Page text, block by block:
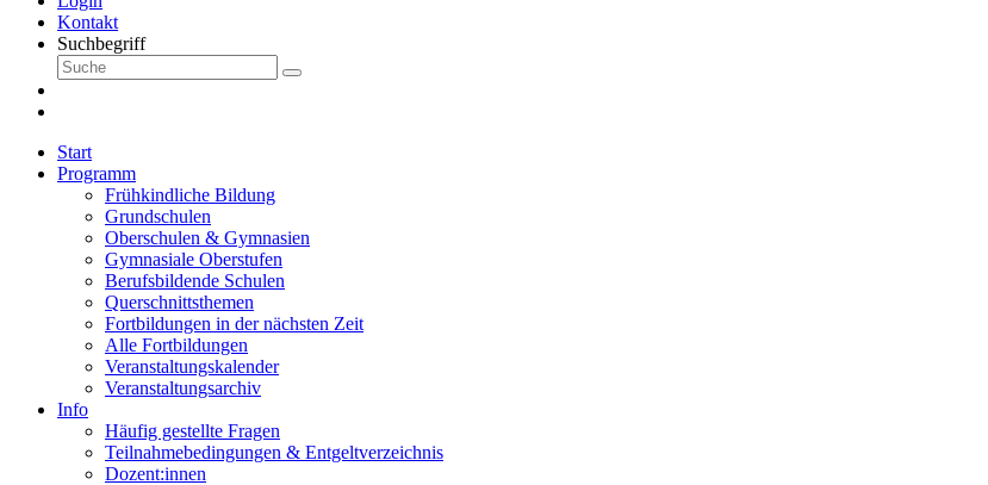
Kontakt
Suchbegriff
Start
Programm
Frühkindliche Bildung
Grundschulen
Oberschulen & Gymnasien
Gymnasiale Oberstufen
Berufsbildende Schulen
Querschnittsthemen
Fortbildungen in der nächsten Zeit
Alle Fortbildungen
Veranstaltungskalender
Veranstaltungsarchiv
Info
Häufig gestellte Fragen
Teilnahmebedingungen & Entgeltverzeichnis
Dozent:innen